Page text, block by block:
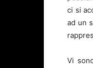
ci si
ad un
Vi